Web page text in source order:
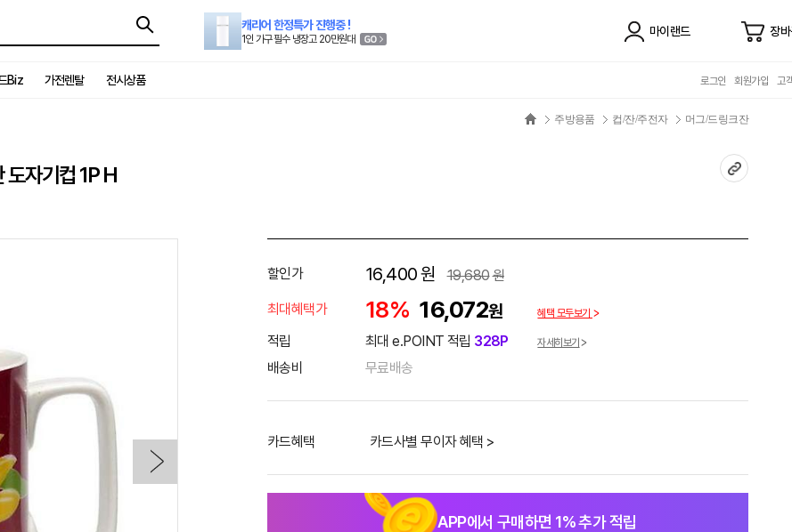
캐리어 한정특가 진행중 !
1인 가구 필수 냉장고 20만원대
마이랜드 장
Biz 가전렌탈 전시상품 로그인 회원가입 고
주방용품 컵/잔/주전자 머그/드링크잔
도자기컵 1P H
할인가 16,400원 19,680원
최대혜택가
18% 16,072원 혜택 모두보기
적립 최대 e.POINT 적립 328P 자세히보기
배송비 무료배송
카드혜택 카드사별 무이자 혜택 >
APP에서 구매하면 1% 추가 적립